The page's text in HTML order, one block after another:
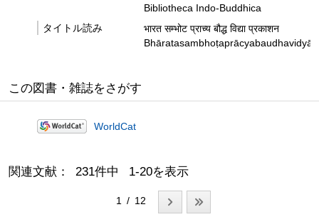
Bibliotheca Indo-Buddhica
タイトル読み
भारत सम्भोट प्राच्य बौद्ध विद्या प्रकाशन
この図書・雑誌をさがす
WorldCat
関連文献： 231件中 1-20を表示
1 / 12